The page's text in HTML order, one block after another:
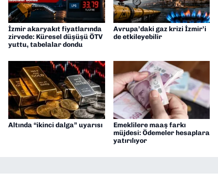
İzmir akaryakıt fiyatlarında
zirvede: Küresel düşüşü ÖTV
yuttu, tabelalar dondu
Avrupa’daki gaz krizi İzmir’i
de etkileyebilir
Altında “ikinci dalga” uyarısı
Emeklilere maaş farkı
müjdesi: Ödemeler hesaplara
yatırılıyor